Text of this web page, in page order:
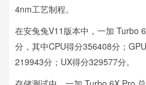
4nm工艺制程。
在安兔兔V11版本中，一加 Turbo
分，其中CPU得分356408分；
219943分；UX得分329577分。